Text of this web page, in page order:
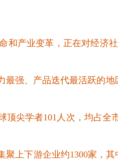
和产业变革，正在对经济
最强、产品迭代最活跃的
顶尖学者101 人次，均占全
上下游企业约1300家，